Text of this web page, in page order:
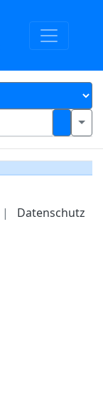
| Datenschutz